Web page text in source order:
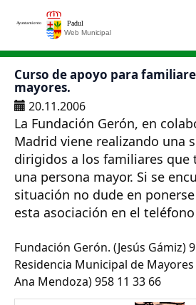
Saltar al contenido principal
Curso de apoyo para
mayores.
20.11.2006
La Fundación Gerón, en
Madrid viene realizando una
dirigidos a los familiares que
una persona mayor. Si se
situación no dude en
esta asociación en el teléfono
Fundación Gerón. (Jesús Gámiz)
Residencia Municipal de
Ana Mendoza) 958 11 33 66